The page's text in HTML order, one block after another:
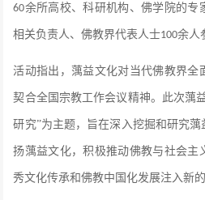
60余所高校、科研机构、佛学院的专
相关负责人、佛教界代表人士100余人
活动指出，蕅益文化对当代佛教界全
契合全国宗教工作会议精神。此次蕅
研究”为主题，旨在深入挖掘和研究
扬蕅益文化，积极推动佛教与社会主
秀文化传承和佛教中国化发展注入新